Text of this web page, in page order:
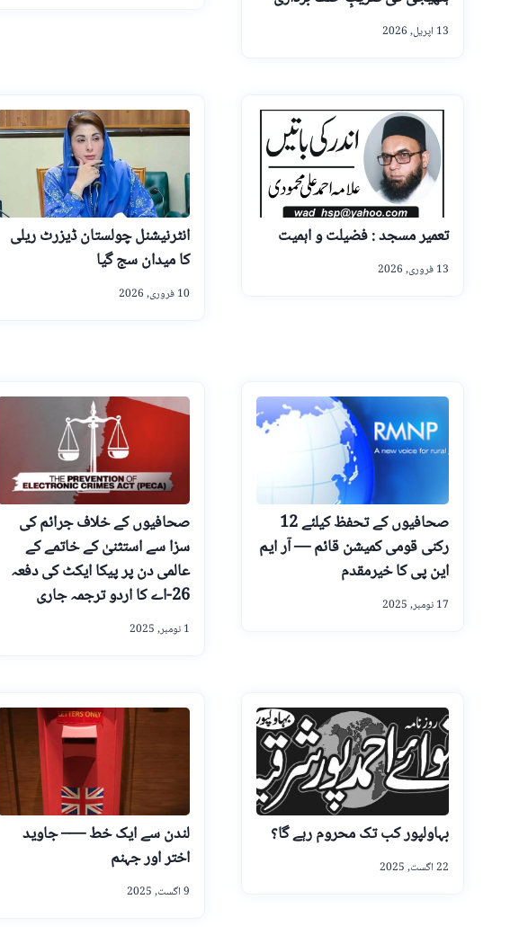
13 اپریل, 2026
تعمیر مسجد : فضیلت و اہمیت
13 فروری, 2026
انٹرنیشنل چولستان ڈیزرٹ ریلی
کا میدان سج گیا
10 فروری, 2026
صحافیوں کے تحفظ کیلئے 12
رکنی قومی کمیشن قائم — آر ایم
این پی کا خیرمقدم
17 نومبر, 2025
صحافیوں کے خلاف جرائم کی
سزا سے استثنیٰ کے خاتمے کے
عالمی دن پر پیکا ایکٹ کی دفعہ
26-اے کا اردو ترجمہ جاری
1 نومبر, 2025
بہاولپور کب تک محروم رہے گا؟
22 اگست, 2025
لندن سے ایک خط —– جاوید
اختر اور جہنم
9 اگست, 2025